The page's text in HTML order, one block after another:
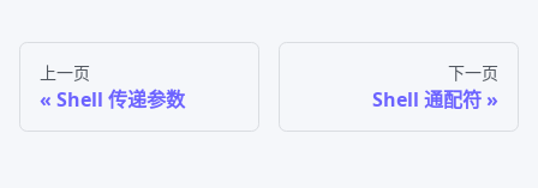
上一页
Shell 传递参数
下一页
Shell 通配符